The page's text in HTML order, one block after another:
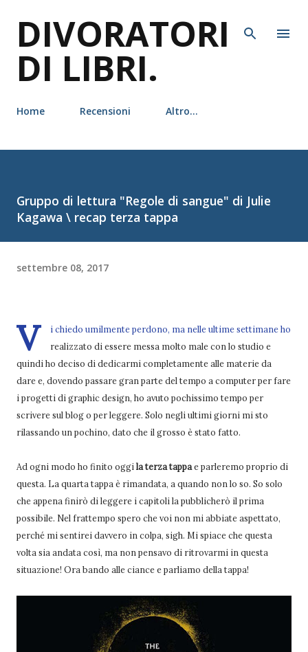
DIVORATORI
DI LIBRI.
Home Recensioni Altro…
Gruppo di lettura "Regole di sangue" di Julie
Kagawa \ recap terza tappa
settembre 08, 2017
V
i chiedo umilmente perdono, ma nelle ultime settimane ho
realizzato di essere messa molto male con lo studio e
quindi ho deciso di dedicarmi completamente alle materie da
dare e, dovendo passare gran parte del tempo a computer per fare
i progetti di graphic design, ho avuto pochissimo tempo per
scrivere sul blog o per leggere. Solo negli ultimi giorni mi sto
rilassando un pochino, dato che il grosso è stato fatto.
Ad ogni modo ho finito oggi la terza tappae parleremo proprio di
questa. La quarta tappa è rimandata, a quando non lo so. So solo
che appena finirò di leggere i capitoli la pubblicherò il prima
possibile. Nel frattempo spero che voi non mi abbiate aspettato,
perché mi sentirei davvero in colpa, sigh. Mi spiace che questa
volta sia andata così, ma non pensavo di ritrovarmi in questa
situazione! Ora bando alle ciance e parliamo della tappa!